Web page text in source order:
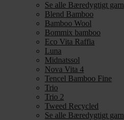
Se alle Bæredygtigt garn
Blend Bamboo
Bamboo Wool
Bommix bamboo
Eco Vita Raffia
Luna
Midnatssol
Nova Vita 4
Tencel Bamboo Fine
Trio
Trio 2
Tweed Recycled
Se alle Bæredygtigt garn